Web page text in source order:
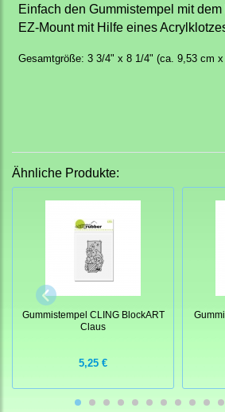
Einfach den Gummistempel mit
EZ-Mount mit Hilfe eines
Gesamtgröße: 3 3/4" x 8 1/4" (ca. 9,53 cm
Ähnliche Produkte:
Gummistempel CLING BlockART
Claus
5,25 €